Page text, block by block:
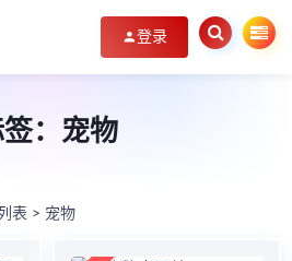
登录
：宠物
表 > 宠物